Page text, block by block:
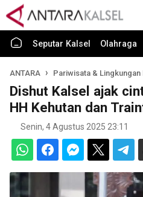
Seputar Kalsel Olahraga
ANTARA Pariwisata & Lingkungan
Dishut Kalsel ajak
HH Kehutan dan
Senin, 4 Agustus 2025 23:11